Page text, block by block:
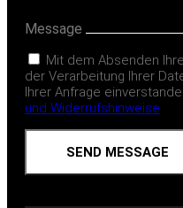
Message
Mit dem Absenden
der Verarbeitung Ihrer
Ihrer Anfrage
und Widerrufshinweise
SEND MESSAGE